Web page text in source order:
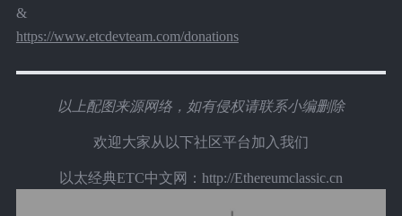
&
https://www.etcdevteam.com/donations
以上配图来源网络，如有侵权请联系小编删除
欢迎大家从以下社区平台加入我们
以太经典ETC中文网：http://Ethereumclassic.cn